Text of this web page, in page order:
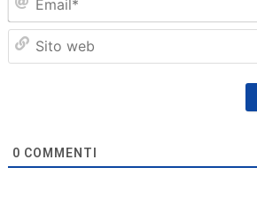
0 COMMENTI